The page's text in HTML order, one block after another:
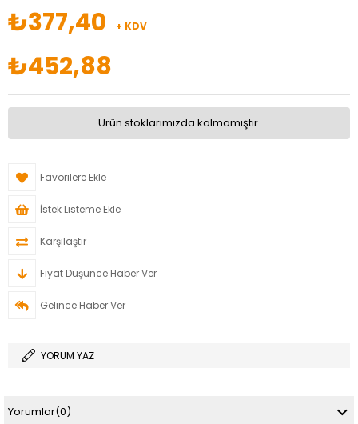
₺377,40 + KDV
₺452,88
Ürün stoklarımızda kalmamıştır.
Favorilere Ekle
İstek Listeme Ekle
Karşılaştır
Fiyat Düşünce Haber Ver
Gelince Haber Ver
YORUM YAZ
Yorumlar(0)